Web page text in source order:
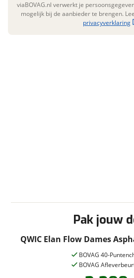
Garanties
Pak jouw
QWIC Elan Flow Dames
2026
BOVAG 40-
BOVAG
viaBOVAG.nl verwerkt je
mogelijk bij de aanbieder te brengen.
privacyverklaring